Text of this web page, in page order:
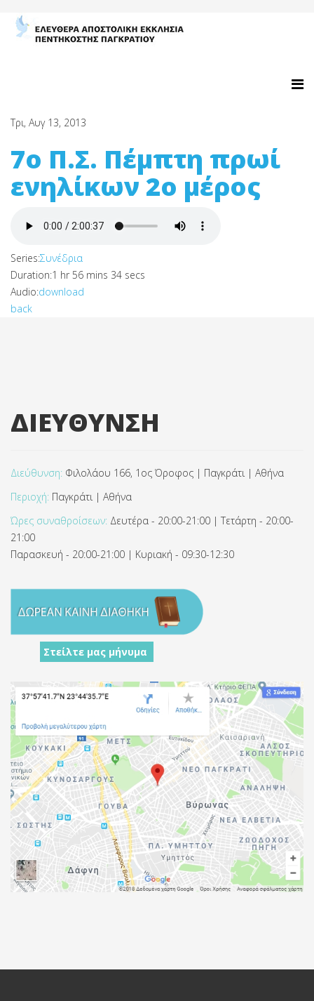
Τρι, Αυγ 13, 2013
7ο Π.Σ. Πέμπτη πρωί
ενηλίκων 2ο μέρος
Series:Συνέδρια
Duration:1 hr 56 mins 34 secs
Audio:download
back
ΔΙΕΥΘΥΝΣΗ
Διεύθυνση: Φιλολάου 166, 1ος Όροφος | Παγκράτι | Αθήνα
Περιοχή: Παγκράτι | Αθήνα
Ώρες συναθροίσεων: Δευτέρα - 20:00-21:00 | Τετάρτη - 20:00-
21:00
Παρασκευή - 20:00-21:00 | Κυριακή - 09:30-12:30
Στείλτε μας μήνυμα